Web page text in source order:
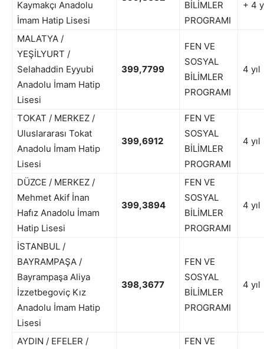
Kaymakçı Anadolu
İmam Hatip Lisesi
BİLİMLER
PROGRAMI
+ 4
MALATYA /
YEŞİLYURT /
Selahaddin Eyyubi
Anadolu İmam Hatip
Lisesi
399,7799
FEN VE
SOSYAL
BİLİMLER
PROGRAMI
4 yıl
TOKAT / MERKEZ /
Uluslararası Tokat
Anadolu İmam Hatip
Lisesi
399,6912
FEN VE
SOSYAL
BİLİMLER
PROGRAMI
4 yıl
DÜZCE / MERKEZ /
Mehmet Akif İnan
Hafız Anadolu İmam
Hatip Lisesi
399,3894
FEN VE
SOSYAL
BİLİMLER
PROGRAMI
4 yıl
İSTANBUL /
BAYRAMPAŞA /
Bayrampaşa Aliya
İzzetbegoviç Kız
Anadolu İmam Hatip
Lisesi
398,3677
FEN VE
SOSYAL
BİLİMLER
PROGRAMI
4 yıl
AYDIN / EFELER /
FEN VE